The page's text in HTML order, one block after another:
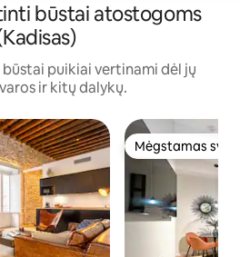
būstai atostogoms
būstai puikiai vertinami dėl jų
ir kitų dalykų.
Mėgstamas
Mėgstamas